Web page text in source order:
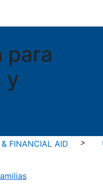
para
y
FINANCIAL AID >